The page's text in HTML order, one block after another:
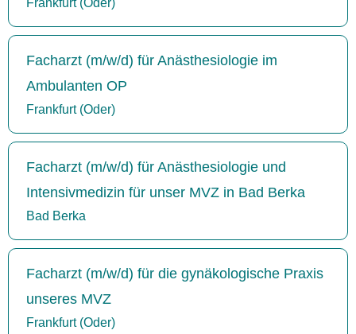
Facharzt (m/w/d) für Anästhesiologie im
Ambulanten OP
Frankfurt (Oder)
Facharzt (m/w/d) für Anästhesiologie und
Intensivmedizin für unser MVZ in Bad Berka
Bad Berka
Facharzt (m/w/d) für die gynäkologische Praxis
unseres MVZ
Frankfurt (Oder)